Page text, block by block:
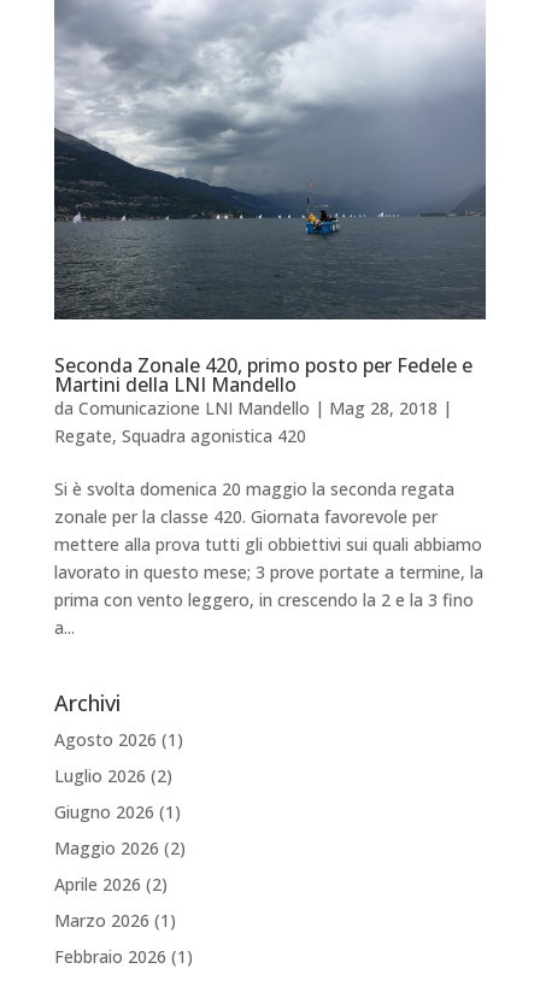
Seconda Zonale 420, primo posto per Fedele e
Martini della LNI Mandello
da Comunicazione LNI Mandello | Mag 28, 2018 |
Regate, Squadra agonistica 420
Si è svolta domenica 20 maggio la seconda regata
zonale per la classe 420. Giornata favorevole per
mettere alla prova tutti gli obbiettivi sui quali abbiamo
lavorato in questo mese; 3 prove portate a termine, la
prima con vento leggero, in crescendo la 2 e la 3 fino
a...
Archivi
Agosto 2026 (1)
Luglio 2026 (2)
Giugno 2026 (1)
Maggio 2026 (2)
Aprile 2026 (2)
Marzo 2026 (1)
Febbraio 2026 (1)